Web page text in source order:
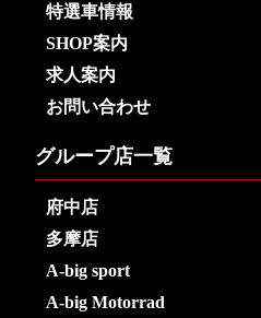
特選車情報
SHOP案内
求人案内
お問い合わせ
グループ店一覧
府中店
多摩店
A-big sport
A-big Motorrad